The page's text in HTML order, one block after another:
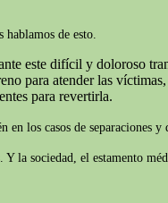
de esto.
este difícil y doloroso
para atender las
para revertirla.
en los casos de separaciones
la sociedad, el estamento